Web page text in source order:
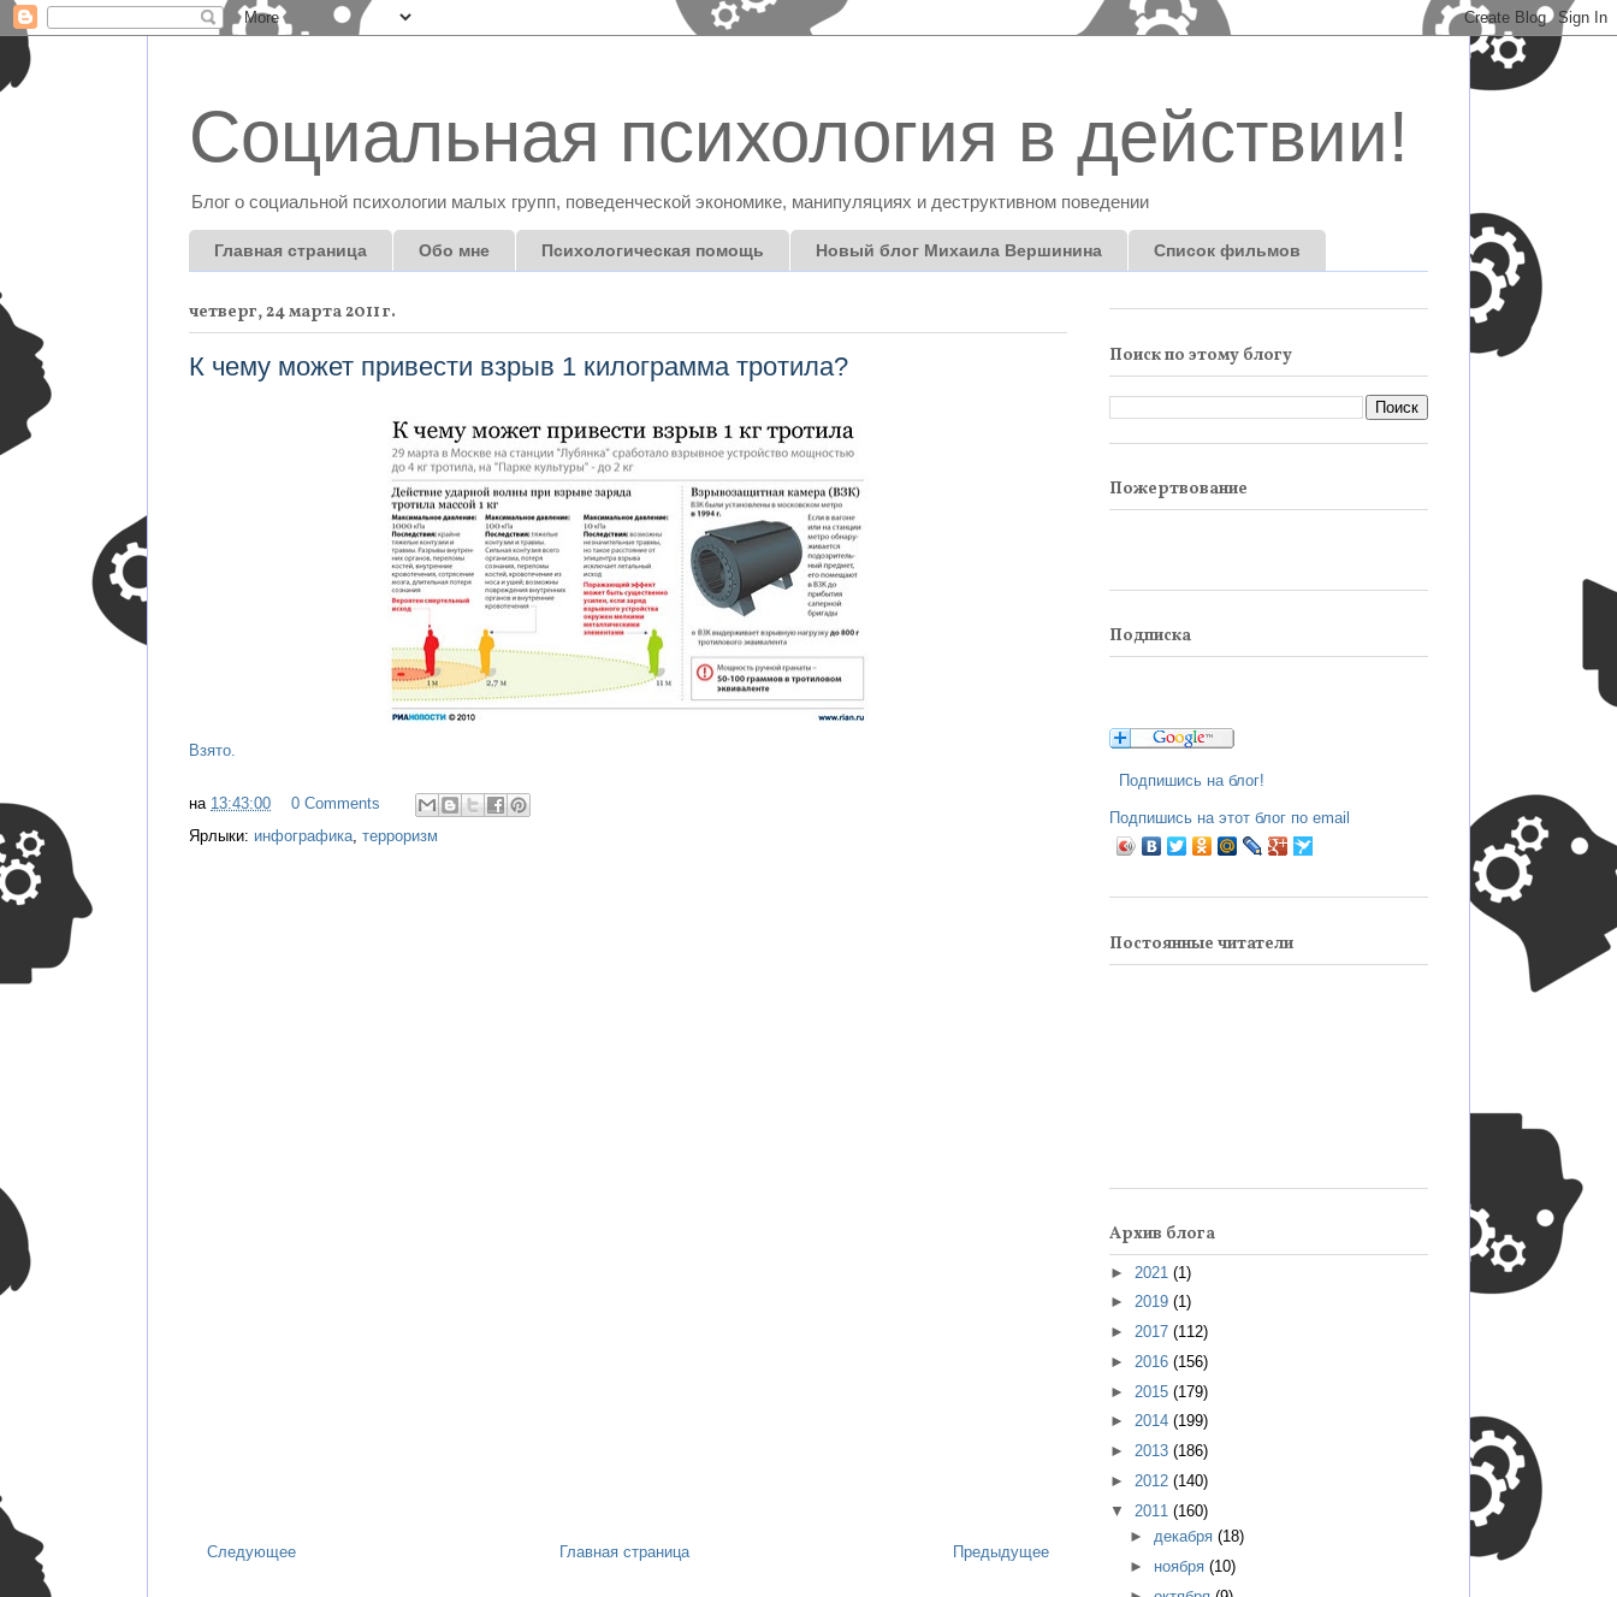
Социальная психология в действии!
Блог о социальной психологии малых групп, поведенческой экономике, манипуляциях и деструктивном поведении
Главная страница Обо мне Психологическая помощь Новый блог Михаила Вершинина Список фильмов
четверг, 24 марта 2011 г.
К чему может привести взрыв 1 килограмма тротила?
Взято.
на 13:43:00
0 Comments
Ярлыки: инфографика, терроризм
Следующее Предыдущее
Главная страница
Поиск по этому блогу
Пожертвование
Подписка
Подпишись на блог!
Подпишись на этот блог по email
Постоянные читатели
Архив блога
► 2021 (1)
► 2019 (1)
► 2017 (112)
► 2016 (156)
► 2015 (179)
► 2014 (199)
► 2013 (186)
► 2012 (140)
▼ 2011 (160)
► декабря (18)
► ноября (10)